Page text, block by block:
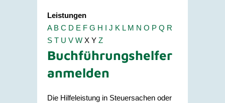
Leistungen
A B C D E F G H I J K L M N O P Q R
S T U V W X Y Z
Buchführungshelfer
anmelden
Die Hilfeleistung in Steuersachen oder